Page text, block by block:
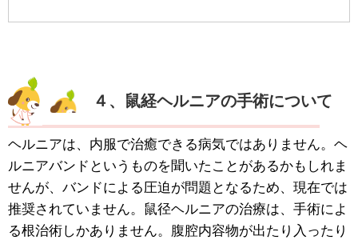
４、鼠経ヘルニアの手術について
ヘルニアは、内服で治癒できる病気ではありません。ヘ
ルニアバンドというものを聞いたことがあるかもしれま
せんが、バンドによる圧迫が問題となるため、現在では
推奨されていません。鼠径ヘルニアの治療は、手術によ
る根治術しかありません。腹腔内容物が出たり入ったり